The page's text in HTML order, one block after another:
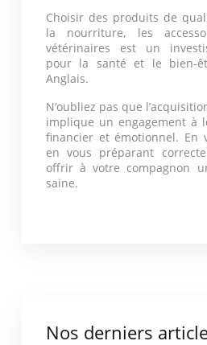
Choisir des produits de
la nourriture, les
vétérinaires est un
pour la santé et le bien-
Anglais.
N’oubliez pas que
implique un engagement à
financier et émotionnel. En
en vous préparant
offrir à votre compagnon
saine.
Nos derniers